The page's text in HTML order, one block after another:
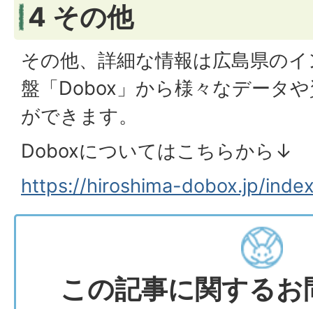
4 その他
その他、詳細な情報は広島県の
盤「Dobox」から様々なデータ
ができます。
Doboxについてはこちらから↓
https://hiroshima-dobox.jp/
この記事に関する